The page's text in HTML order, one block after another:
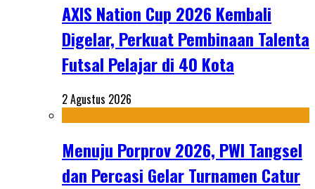
AXIS Nation Cup 2026 Kembali
Digelar, Perkuat Pembinaan Talenta
Futsal Pelajar di 40 Kota
2 Agustus 2026
Menuju Porprov 2026, PWI Tangsel
dan Percasi Gelar Turnamen Catur